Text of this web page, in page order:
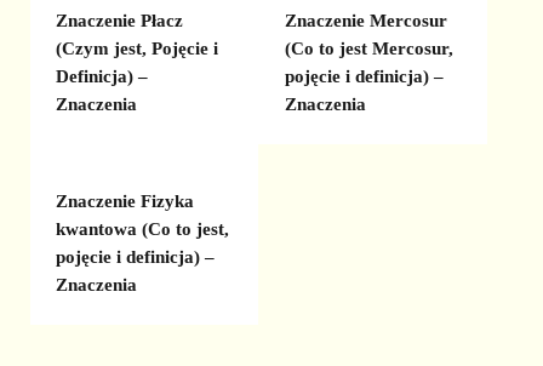
Znaczenie Płacz
(Czym jest, Pojęcie i
Definicja) –
Znaczenia
Znaczenie Mercosur
(Co to jest Mercosur,
pojęcie i definicja) –
Znaczenia
Znaczenie Fizyka
kwantowa (Co to jest,
pojęcie i definicja) –
Znaczenia